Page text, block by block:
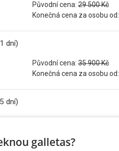
Původní cena:29 500 Kč
Konečná cena za osobu od:
dní)
Původní cena:35 900 Kč
Konečná cena za osobu od:
dní)
galletas?